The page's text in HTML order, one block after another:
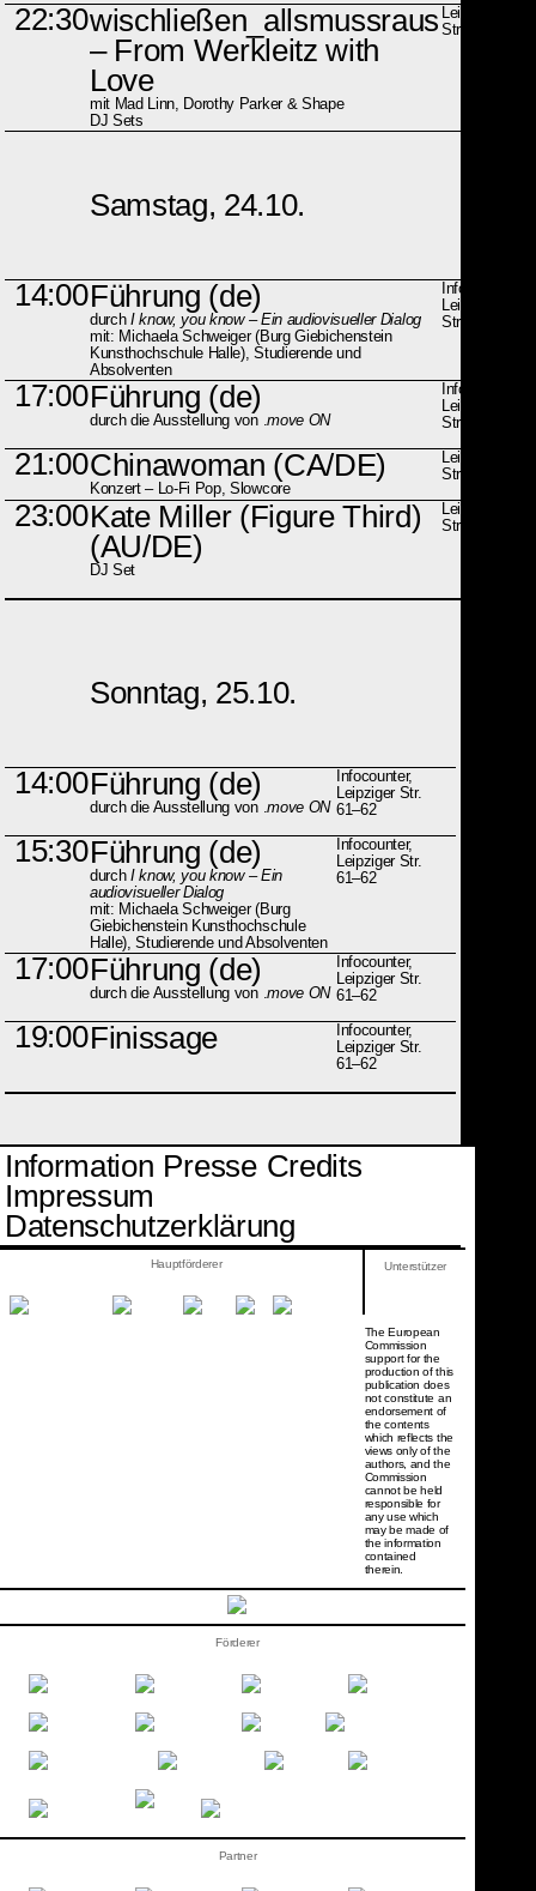
22:30wischließen_allsmussraus
– From Werkleitz with
Love
mit Mad Linn, Dorothy Parker & Shape
DJ Sets
Leipziger
Str. 61–62
Samstag, 24.10.
14:00Führung (de)
durch I know, you know – Ein audiovisueller Dialog
mit: Michaela Schweiger (Burg Giebichenstein
Kunsthochschule Halle), Studierende und
Absolventen
Infocounter,
Leipziger
Str. 61–62
17:00Führung (de)
durch die Ausstellung von .move ON
Infocounter,
Leipziger
Str. 61–62
21:00Chinawoman (CA/DE)
Konzert – Lo-Fi Pop, Slowcore
Leipziger
Str. 61–62
23:00Kate Miller (Figure Third)
(AU/DE)
DJ Set
Leipziger
Str. 61–62
Sonntag, 25.10.
14:00Führung (de)
durch die Ausstellung von .move ON
Infocounter,
Leipziger Str.
61–62
15:30Führung (de)
durch I know, you know – Ein
audiovisueller Dialog
mit: Michaela Schweiger (Burg
Giebichenstein Kunsthochschule
Halle), Studierende und Absolventen
Infocounter,
Leipziger Str.
61–62
17:00Führung (de)
durch die Ausstellung von .move ON
Infocounter,
Leipziger Str.
61–62
19:00Finissage
Infocounter,
Leipziger Str.
61–62
Information Presse Credits
Impressum
Datenschutzerklärung
Hauptförderer
The European
Commission
support for the
production of this
publication does
not constitute an
endorsement of
the contents
which reflects the
views only of the
authors, and the
Commission
cannot be held
responsi­ble for
any use which
may be made of
the information
contained
therein.
Förderer
Partner
Unterstützer